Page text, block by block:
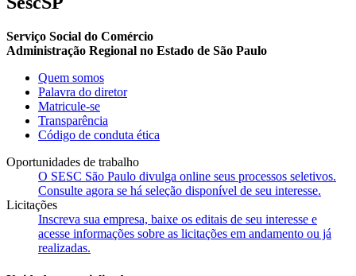
Serviço Social do Comércio
Administração Regional no Estado de São Paulo
Quem somos
Palavra do diretor
Matricule-se
Transparência
Código de conduta ética
Oportunidades de trabalho
O SESC São Paulo divulga online seus processos seletivos.
Consulte agora se há seleção disponível de seu interesse.
Licitações
Inscreva sua empresa, baixe os editais de seu interesse e
acesse informações sobre as licitações em andamento ou já
realizadas.